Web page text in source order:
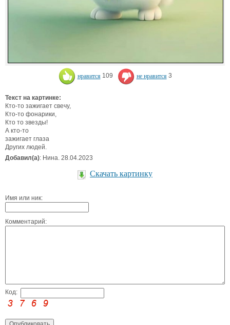
нравится 109 не нравится 3
Текст на картинке:
Кто-то зажигает свечу,
Кто-то фонарики,
Кто то звезды!
А кто-то
зажигает глаза
Других людей.
Добавил(а): Нина. 28.04.2023
Скачать картинку
Имя или ник:
Комментарий:
Код: